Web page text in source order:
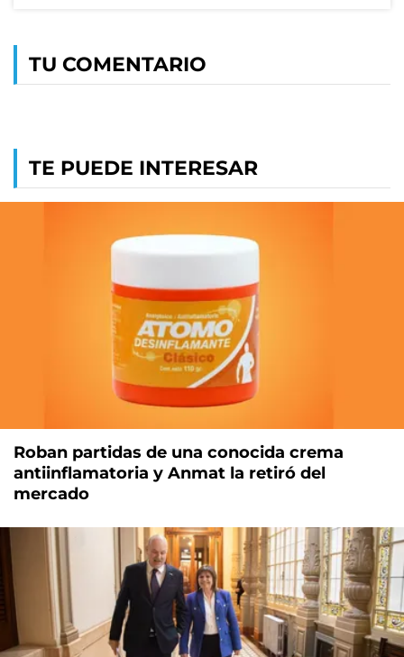
TU COMENTARIO
TE PUEDE INTERESAR
Roban partidas de una conocida crema
antiinflamatoria y Anmat la retiró del
mercado